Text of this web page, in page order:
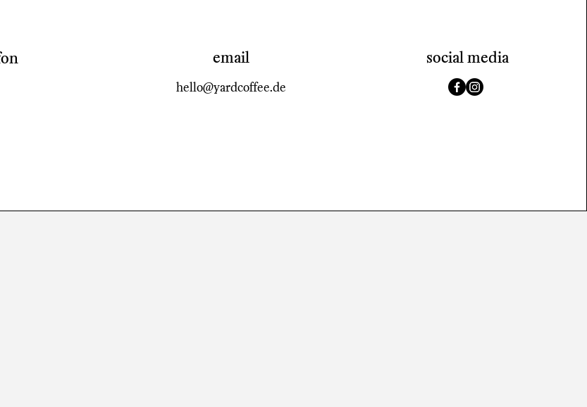
email
hello@yardcoffee.de
social media